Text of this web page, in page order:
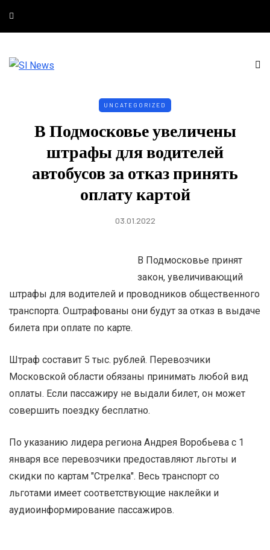
UNCATEGORIZED
В Подмосковье увеличены
штрафы для водителей
автобусов за отказ принять
оплату картой
03.01.2022
В Подмосковье принят
закон, увеличивающий
штрафы для водителей и проводников общественного
транспорта. Оштрафованы они будут за отказ в выдаче
билета при оплате по карте.
Штраф составит 5 тыс. рублей. Перевозчики
Московской области обязаны принимать любой вид
оплаты. Если пассажиру не выдали билет, он может
совершить поездку бесплатно.
По указанию лидера региона Андрея Воробьева с 1
января все перевозчики предоставляют льготы и
скидки по картам "Стрелка". Весь транспорт со
льготами имеет соответствующие наклейки и
аудиоинформирование пассажиров.